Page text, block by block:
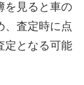
を見ると車の
、査定時に点
定となる可能